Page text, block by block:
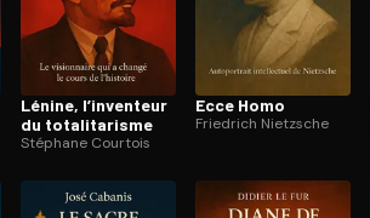
Lénine, l’inventeur
du to­ta­li­ta­risme
Stéphane Courtois
Ecce Homo
Friedrich Nietzsche